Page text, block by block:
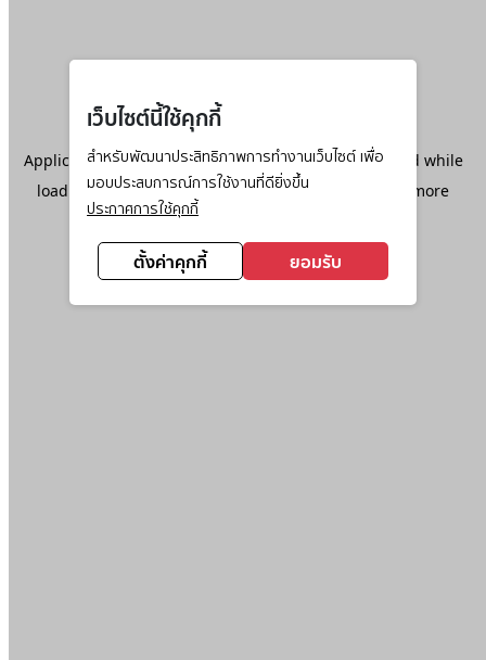
เว็บไซต์นี้ใช้คุกกี้
สำหรับพัฒนาประสิทธิภาพการทำงานเว็บไซต์ เพื่อ
มอบประสบการณ์การใช้งานที่ดียิ่งขึ้น
ประกาศการใช้คุกกี้
ตั้งค่าคุกกี้ ยอมรับ
Application error: aclient-side exception has occurred while
loadingwww.ktc.co.th(see the browser console
for more
information).